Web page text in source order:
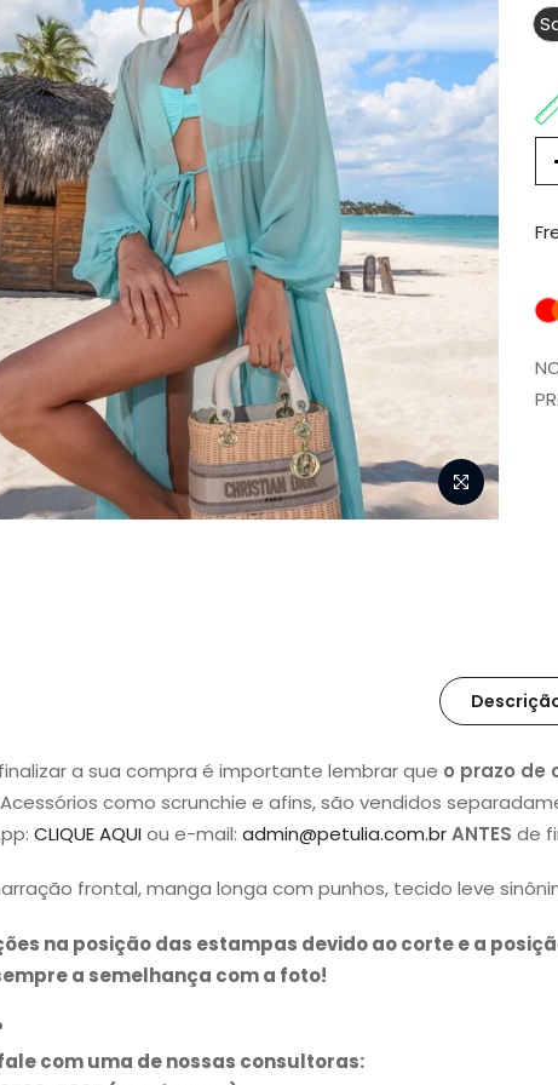
a sua compra é importante lembrar que o prazo de
como scrunchie e afins, são vendidos
CLIQUE AQUIou e-mail: admin@petulia.com.brANTES de
frontal, manga longa com punhos, tecido leve
na posição das estampas devido ao corte e a
a semelhança com a foto!
com uma de nossas consultoras: